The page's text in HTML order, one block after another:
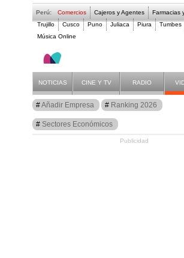
Perú: Comercios Cajeros y Agentes
Farmacias
Trujillo
Cusco Puno Juliaca Piura Tumbes
Música Online
- MARIA
Guía
Comercios Perú
NOTICIAS CINE Y TV RADIO
Añadir Empresa Ranking 2026
Sectores Económicos
Publicidad